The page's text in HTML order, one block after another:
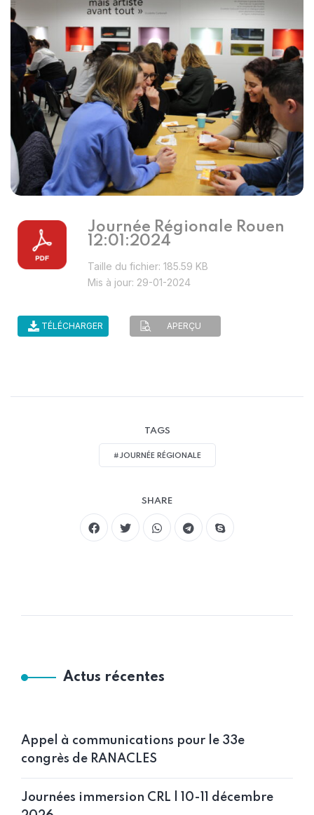
Journée Régionale Rouen
12:01:2024
Taille du fichier: 185.59 KB
Mis à jour: 29-01-2024
TÉLÉCHARGER APERÇU
TAGS
#JOURNÉE RÉGIONALE
SHARE
Actus récentes
Appel à communications pour le 33e
congrès de RANACLES
Journées immersion CRL | 10-11 décembre